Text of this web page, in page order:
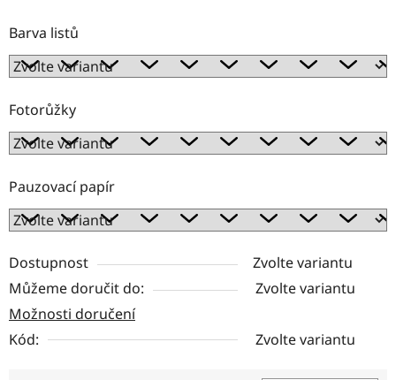
Barva listů
Fotorůžky
Pauzovací papír
Dostupnost
Zvolte variantu
Můžeme doručit do:
Zvolte variantu
Možnosti doručení
Kód:
Zvolte variantu